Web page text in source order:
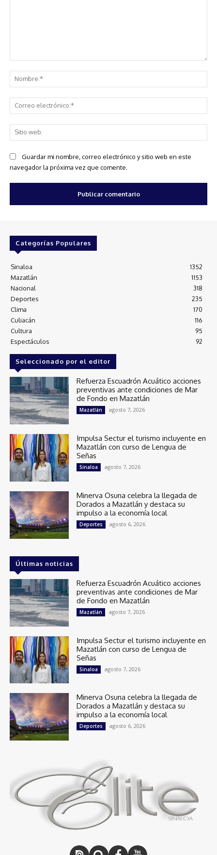
Guardar mi nombre, correo electrónico y sitio web en este
navegador la próxima vez que comente.
Categorías Populares
Sinaloa
1352
Mazatlán
1153
Nacional
318
Deportes
235
Clima
170
Culiacán
116
Cultura
95
Espectáculos
92
Seleccionado por el editor
Refuerza Escuadrón Acuático acciones
preventivas ante condiciones de Mar
de Fondo en Mazatlán
Mazatlán agosto 7, 2026
Impulsa Sectur el turismo incluyente en
Mazatlán con curso de Lengua de
Señas
Sinaloa agosto 7, 2026
Minerva Osuna celebra la llegada de
Dorados a Mazatlán y destaca su
impulso a la economía local
Deportes agosto 6, 2026
Últimas noticias
Refuerza Escuadrón Acuático acciones
preventivas ante condiciones de Mar
de Fondo en Mazatlán
Mazatlán agosto 7, 2026
Impulsa Sectur el turismo incluyente en
Mazatlán con curso de Lengua de
Señas
Sinaloa agosto 7, 2026
Minerva Osuna celebra la llegada de
Dorados a Mazatlán y destaca su
impulso a la economía local
Deportes agosto 6, 2026